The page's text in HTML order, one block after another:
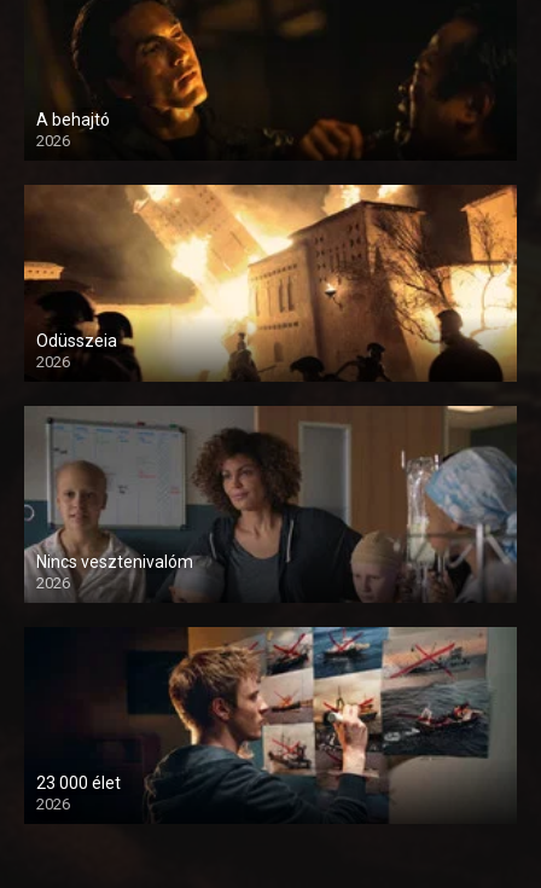
A behajtó
2026
Odüsszeia
2026
Nincs vesztenivalóm
2026
23 000 élet
2026